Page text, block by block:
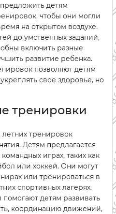
детям
чтобы они могли
на открытом воздухе.
до умственных заданий,
включить разные
развитие ребенка.
позволяют детям
свое здоровье, но
тренировки
тренировок
Детям предлагается
играх, таких как
или хоккей. Они могут
или тренироваться в
спортивных лагерях.
детям развивать
координацию движений,